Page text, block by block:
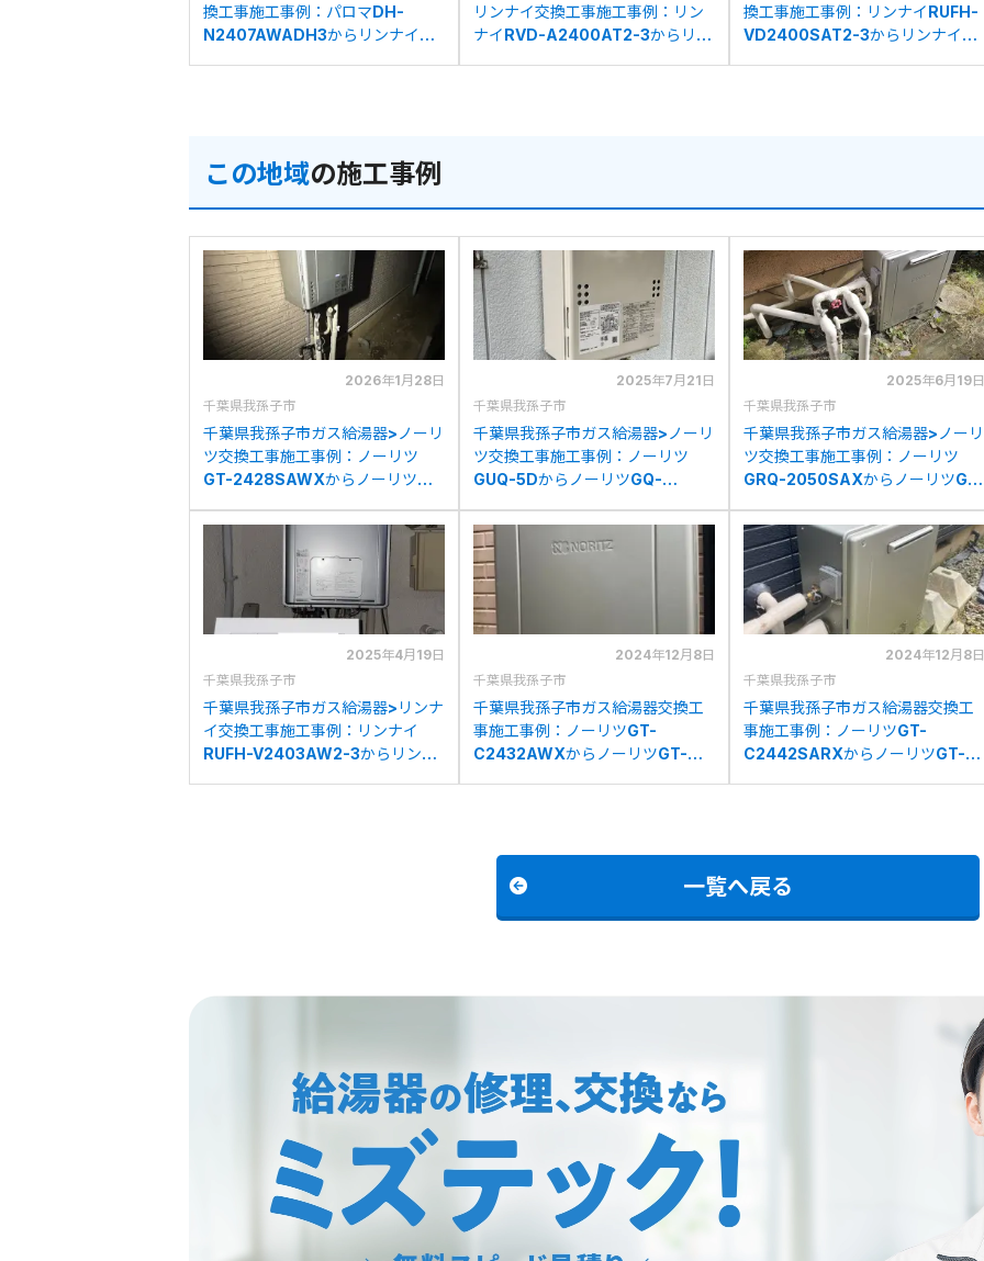
換工事施工事例：パロマDH-
N2407AWADH3からリンナイ
リンナイ交換工事施工事例：リン
ナイRVD-A2400AT2-3からリン
換工事施工事例：リンナイRUFH-
VD2400SAT2-3からリンナイ
この地域の施工事例
2026年1月28日
千葉県我孫子市
千葉県我孫子市ガス給湯器>ノーリ
ツ交換工事施工事例：ノーリツ
GT-2428SAWXからノーリツ
2025年7月21日
千葉県我孫子市
千葉県我孫子市ガス給湯器>ノーリ
ツ交換工事施工事例：ノーリツ
GUQ-5DからノーリツGQ-
2025年6月19日
千葉県我孫子市
千葉県我孫子市ガス給湯器>ノーリ
ツ交換工事施工事例：ノーリツ
GRQ-2050SAXからノーリツGT-
2025年4月19日
千葉県我孫子市
千葉県我孫子市ガス給湯器>リンナ
イ交換工事施工事例：リンナイ
RUFH-V2403AW2-3からリンナ
2024年12月8日
千葉県我孫子市
千葉県我孫子市ガス給湯器交換工
事施工事例：ノーリツGT-
C2432AWXからノーリツGT-
2024年12月8日
千葉県我孫子市
千葉県我孫子市ガス給湯器交換工
事施工事例：ノーリツGT-
C2442SARXからノーリツGT-
一覧へ戻る